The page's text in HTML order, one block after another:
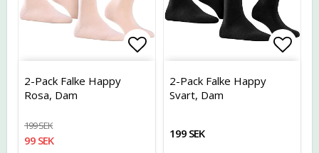
Lägg till i favoritlistan
2-Pack Falke Happy
Rosa, Dam
199 SEK
99 SEK
2-Pack Falke Happy
Svart, Dam
199 SEK